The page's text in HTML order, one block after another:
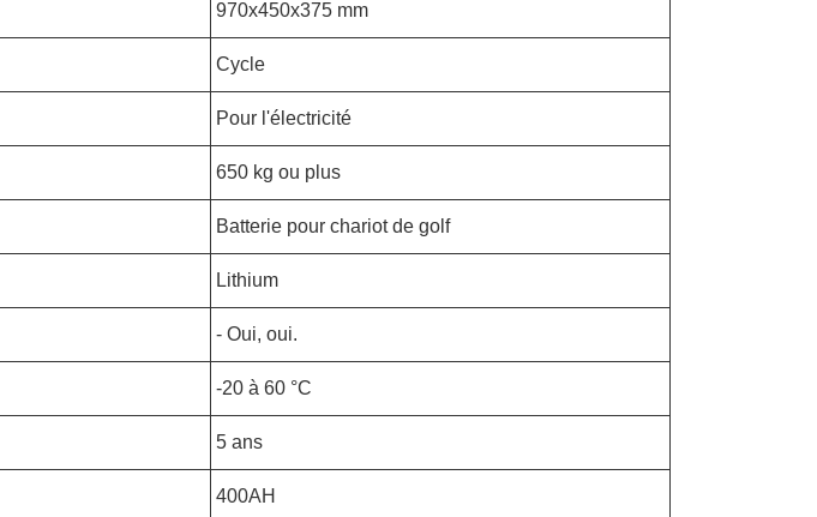
970x450x375 mm
Cycle
Pour l'électricité
650 kg ou plus
Batterie pour chariot de golf
Lithium
- Oui, oui.
-20 à 60 °C
5 ans
400AH